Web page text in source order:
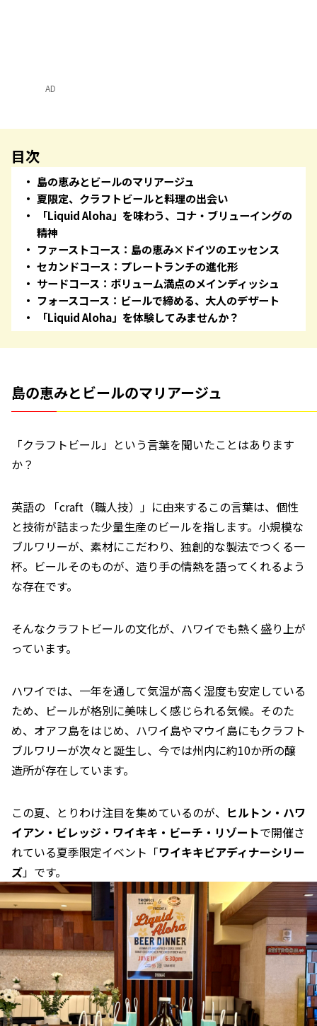
AD
目次
島の恵みとビールのマリアージュ
夏限定、クラフトビールと料理の出会い
「Liquid Aloha」を味わう、コナ・ブリューイングの
精神
ファーストコース：島の恵み×ドイツのエッセンス
セカンドコース：プレートランチの進化形
サードコース：ボリューム満点のメインディッシュ
フォースコース：ビールで締める、大人のデザート
「Liquid Aloha」を体験してみませんか？
島の恵みとビールのマリアージュ
「クラフトビール」という言葉を聞いたことはあります
か？
英語の 「craft（職人技）」に由来するこの言葉は、個性
と技術が詰まった少量生産のビールを指します。小規模な
ブルワリーが、素材にこだわり、独創的な製法でつくる一
杯。ビールそのものが、造り手の情熱を語ってくれるよう
な存在です。
そんなクラフトビールの文化が、ハワイでも熱く盛り上が
っています。
ハワイでは、一年を通して気温が高く湿度も安定している
ため、ビールが格別に美味しく感じられる気候。そのた
め、オアフ島をはじめ、ハワイ島やマウイ島にもクラフト
ブルワリーが次々と誕生し、今では州内に約10か所の醸
造所が存在しています。
この夏、とりわけ注目を集めているのが、 ヒルトン・ハワ
イアン・ビレッジ・ワイキキ・ビーチ・リゾートで開催さ
れている夏季限定イベント「ワイキキビアディナーシリー
ズ」です。